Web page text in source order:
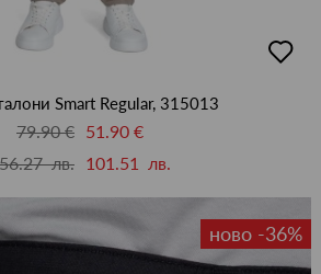
в
Smart Regular, 315013
79.90 € 51.90 €
лв. 101.51 лв.
ново -36%